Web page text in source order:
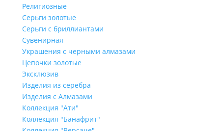
Религиозные
Серьги золотые
Серьги с бриллиантами
Сувенирная
Украшения с черными алмазами
Цепочки золотые
Эксклюзив
Изделия из серебра
Изделия с Алмазами
Коллекция "Ати"
Коллекция "Банафрит"